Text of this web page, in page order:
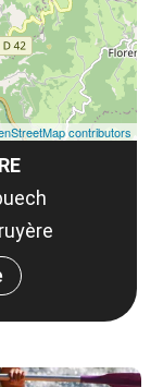
contributors